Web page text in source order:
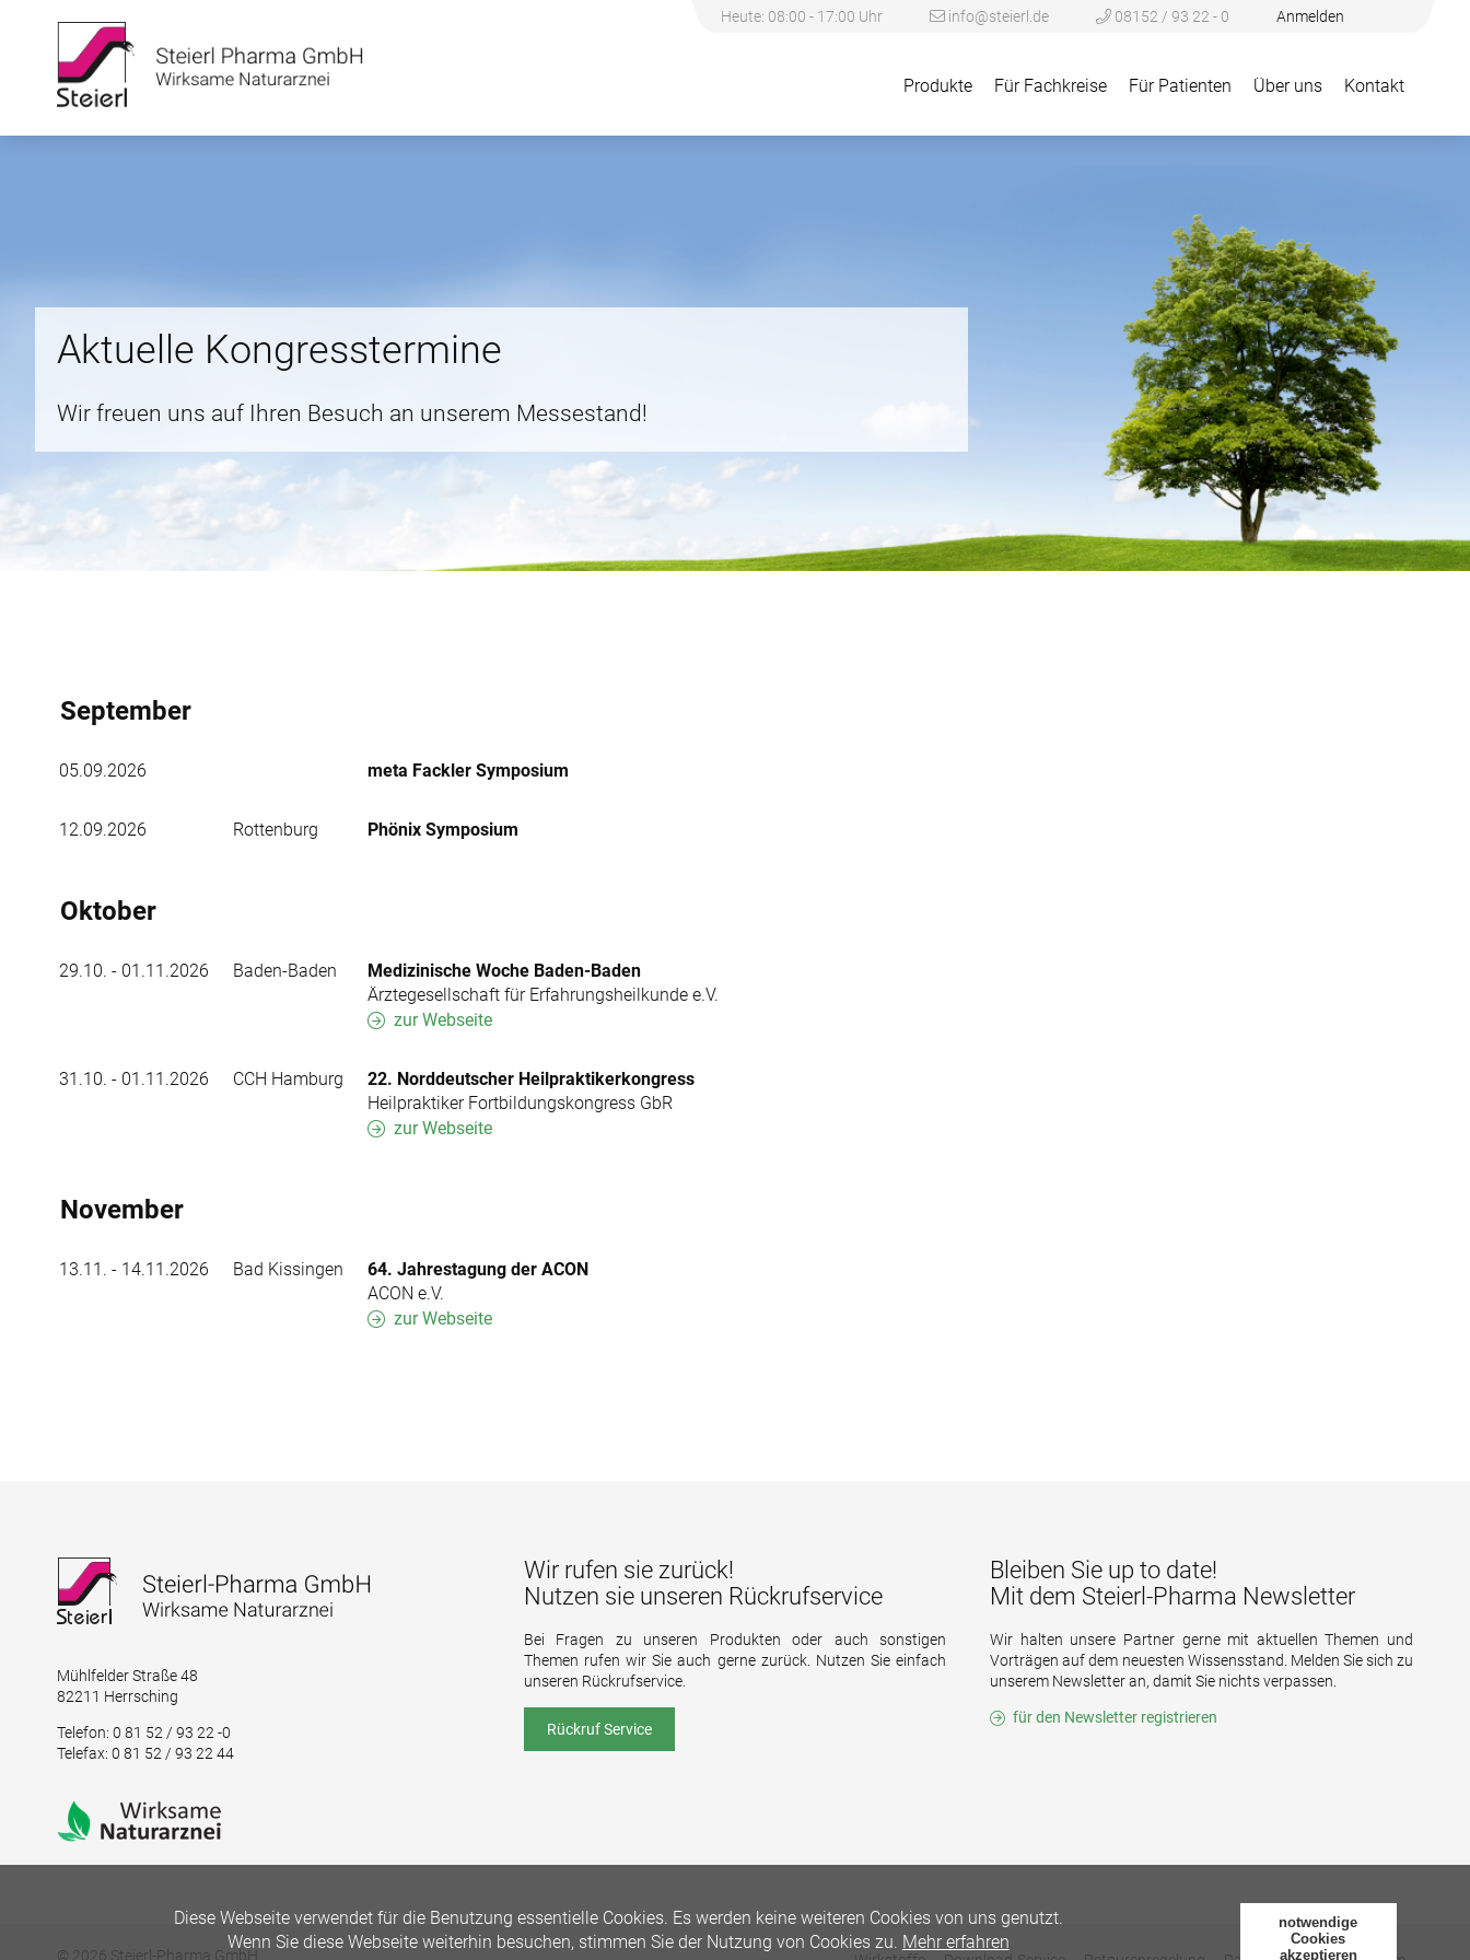
Heute: 08:00 - 17:00 Uhr info@steierl.de 08152 / 93 22 - 0 Anmelden
Produkte Für Fachkreise Für Patienten Über uns Kontakt
Aktuelle Kongresstermine
Wir freuen uns auf Ihren Besuch an unserem Messestand!
September
05.09.2026 meta Fackler Symposium
12.09.2026 Rottenburg Phönix Symposium
Oktober
29.10. - 01.11.2026 Baden-Baden
Medizinische Woche Baden-Baden
Ärztegesellschaft für Erfahrungsheilkunde e.V.
zur Webseite
31.10. - 01.11.2026 CCH Hamburg
22. Norddeutscher Heilpraktikerkongress
Heilpraktiker Fortbildungskongress GbR
zur Webseite
November
13.11. - 14.11.2026 Bad Kissingen
64. Jahrestagung der ACON
ACON e.V.
zur Webseite
Mühlfelder Straße 48
82211 Herrsching
Telefon: 0 81 52 / 93 22 -0
Telefax: 0 81 52 / 93 22 44
Wir rufen sie zurück!
Nutzen sie unseren Rückrufservice
Bei Fragen zu unseren Produkten oder auch sonstigen
Themen rufen wir Sie auch gerne zurück. Nutzen Sie einfach
unseren Rückrufservice.
Rückruf Service
Bleiben Sie up to date!
Mit dem Steierl-Pharma Newsletter
Wir halten unsere Partner gerne mit aktuellen Themen und
Vorträgen auf dem neuesten Wissensstand. Melden Sie sich zu
unserem Newsletter an, damit Sie nichts verpassen.
für den Newsletter registrieren
© 2026 Steierl-Pharma GmbH
Diese Webseite verwendet für die Benutzung essentielle Cookies. Es werden keine weiteren Cookies von uns genutzt.
Wenn Sie diese Webseite weiterhin besuchen, stimmen Sie der Nutzung von Cookies zu. Mehr erfahren
notwendige
Cookies
akzeptieren